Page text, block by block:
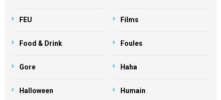
FEU Films
Food & Drink Foules
Gore Haha
Halloween Humain